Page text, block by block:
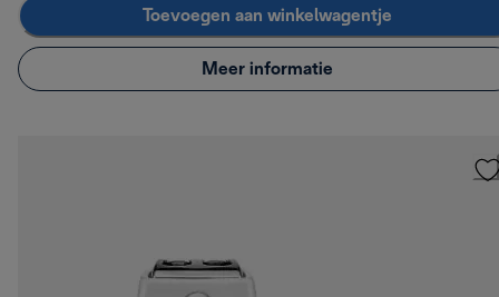
Toevoegen aan winkelwagentje
Meer informatie